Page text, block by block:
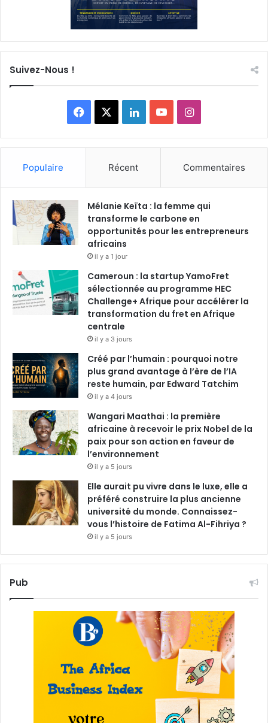
Suivez-Nous !
a
b
o
o
k
L
i
e
d
n
o
u
b
I
n
a
g
a
m
Populaire Récent Commentaires
Mélanie Keïta : la femme qui
transforme le carbone en
opportunités pour les entrepreneurs
africains
il y a 1 jour
Cameroun : la startup YamoFret
sélectionnée au programme HEC
Challenge+ Afrique pour accélérer la
transformation du fret en Afrique
centrale
il y a 3 jours
Créé par l’humain : pourquoi notre
plus grand avantage à l’ère de l’IA
reste humain, par Edward Tatchim
il y a 4 jours
Wangari Maathai : la première
africaine à recevoir le prix Nobel de la
paix pour son action en faveur de
l’environnement
il y a 5 jours
Elle aurait pu vivre dans le luxe, elle a
préféré construire la plus ancienne
université du monde. Connaissez-
vous l’histoire de Fatima Al-Fihriya ?
il y a 5 jours
Pub